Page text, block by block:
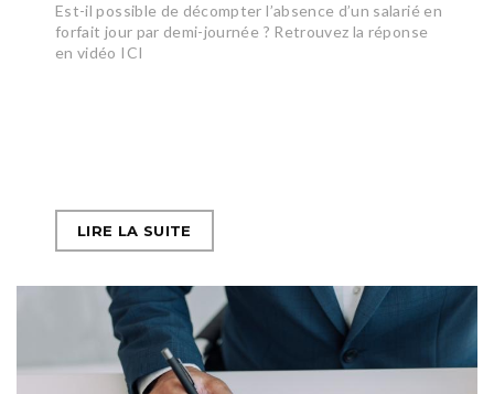
Est-il possible de décompter l’absence d’un salarié en
forfait jour par demi-journée ? Retrouvez la réponse
en vidéo ICI
LIRE LA SUITE